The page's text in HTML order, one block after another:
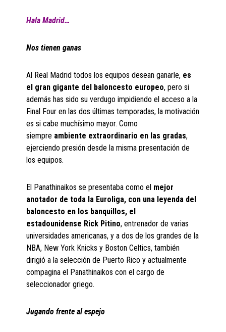
Hala Madrid…
Nos tienen ganas
Al Real Madrid todos los equipos desean ganarle, es
el gran gigante del baloncesto europeo, pero si
además has sido su verdugo impidiendo el acceso a la
Final Four en las dos últimas temporadas, la motivación
es si cabe muchísimo mayor. Como
siempre ambiente extraordinario en las gradas,
ejerciendo presión desde la misma presentación de
los equipos.
El Panathinaikos se presentaba como el mejor
anotador de toda la Euroliga, con una leyenda del
baloncesto en los banquillos, el
estadounidense Rick Pitino, entrenador de varias
universidades americanas, y a dos de los grandes de la
NBA, New York Knicks y Boston Celtics, también
dirigió a la selección de Puerto Rico y actualmente
compagina el Panathinaikos con el cargo de
seleccionador griego.
Jugando frente al espejo